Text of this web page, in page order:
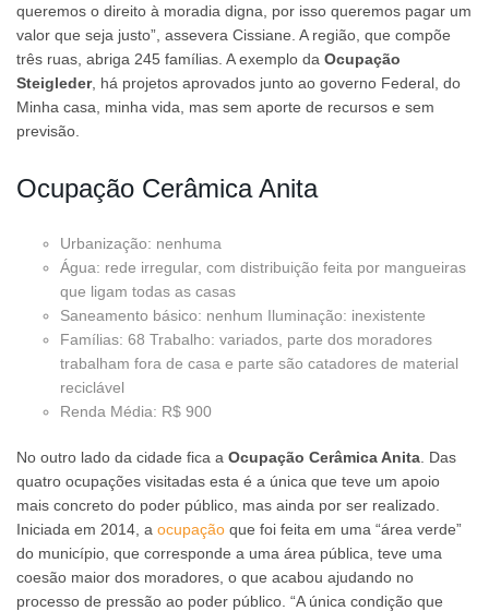
queremos o direito à moradia digna, por isso queremos pagar um
valor que seja justo”, assevera Cissiane. A região, que compõe
três ruas, abriga 245 famílias. A exemplo da Ocupação
Steigleder, há projetos aprovados junto ao governo Federal, do
Minha casa, minha vida, mas sem aporte de recursos e sem
previsão.
Ocupação Cerâmica Anita
Urbanização: nenhuma
Água: rede irregular, com distribuição feita por mangueiras
que ligam todas as casas
Saneamento básico: nenhum Iluminação: inexistente
Famílias: 68 Trabalho: variados, parte dos moradores
trabalham fora de casa e parte são catadores de material
reciclável
Renda Média: R$ 900
No outro lado da cidade fica a Ocupação Cerâmica Anita . Das
quatro ocupações visitadas esta é a única que teve um apoio
mais concreto do poder público, mas ainda por ser realizado.
Iniciada em 2014, a ocupação que foi feita em uma “área verde”
do município, que corresponde a uma área pública, teve uma
coesão maior dos moradores, o que acabou ajudando no
processo de pressão ao poder público. “A única condição que